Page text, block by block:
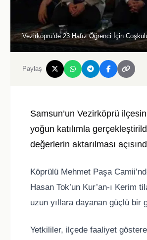
Vezirköprü’de 23 Hafız Öğrenci İçin
Paylaş
Samsun’un Vezirköprü
yoğun katılımla
değerlerin aktarılması
Köprülü Mehmet Paşa Camii
Hasan Tok’un Kur’an-ı Kerim
uzun yıllara dayanan güçlü bir
Yetkililer, ilçede faaliyet